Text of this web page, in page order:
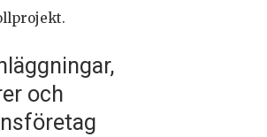
och